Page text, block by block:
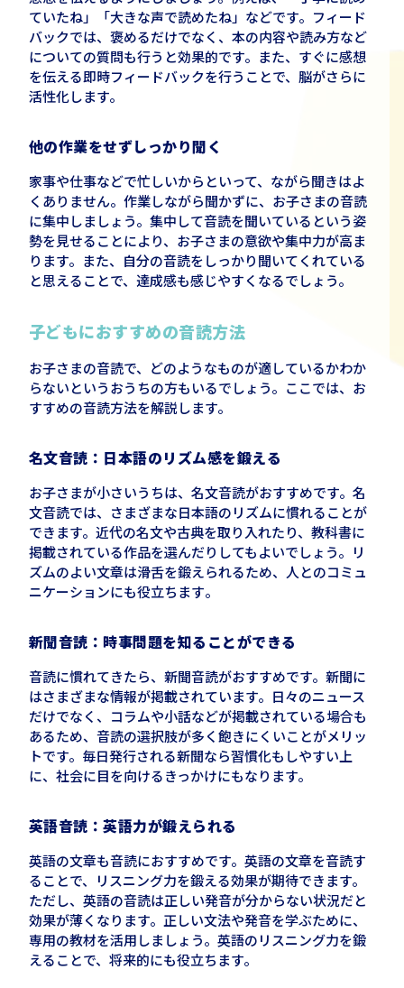
ていたね」「大きな声で読めたね」などです。フィード
バックでは、褒めるだけでなく、本の内容や読み方など
についての質問も行うと効果的です。また、すぐに感想
を伝える即時フィードバックを行うことで、脳がさらに
活性化します。
他の作業をせずしっかり聞く
家事や仕事などで忙しいからといって、ながら聞きはよ
くありません。作業しながら聞かずに、お子さまの音読
に集中しましょう。集中して音読を聞いているという姿
勢を見せることにより、お子さまの意欲や集中力が高ま
ります。また、自分の音読をしっかり聞いてくれている
と思えることで、達成感も感じやすくなるでしょう。
子どもにおすすめの音読方法
お子さまの音読で、どのようなものが適しているかわか
らないというおうちの方もいるでしょう。ここでは、お
すすめの音読方法を解説します。
名文音読：日本語のリズム感を鍛える
お子さまが小さいうちは、名文音読がおすすめです。名
文音読では、さまざまな日本語のリズムに慣れることが
できます。近代の名文や古典を取り入れたり、教科書に
掲載されている作品を選んだりしてもよいでしょう。リ
ズムのよい文章は滑舌を鍛えられるため、 人とのコミュ
ニケーションにも役立ちます。
新聞音読：時事問題を知ることができる
音読に慣れてきたら、新聞音読がおすすめです。新聞に
はさまざまな情報が掲載されています。日々のニュース
だけでなく、コラムや小話などが掲載されている場合も
あるため、音読の選択肢が多く飽きにくいことがメリッ
トです。毎日発行される新聞なら習慣化もしやすい上
に、社会に目を向けるきっかけにもなります。
英語音読：英語力が鍛えられる
英語の文章も音読におすすめです。英語の文章を音読す
ることで、リスニング力を鍛える効果が期待できます。
ただし、英語の音読は正しい発音が分からない状況だと
効果が薄くなります。正しい文法や発音を学ぶために、
専用の教材を活用しましょう。英語のリスニング力を鍛
えることで、将来的にも役立ちます。